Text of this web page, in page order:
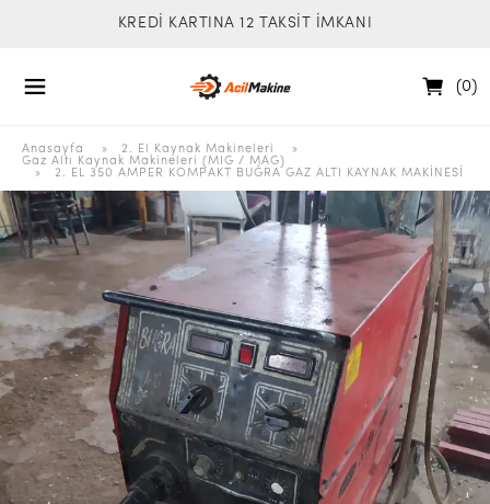
KREDİ KARTINA 12 TAKSİT İMKANI
(0)
Anasayfa » 2. El Kaynak Makineleri
»
Gaz Altı Kaynak Makineleri (MIG / MAG)
» 2. EL 350 AMPER KOMPAKT BUĞRA GAZ ALTI KAYNAK MAKİNESİ